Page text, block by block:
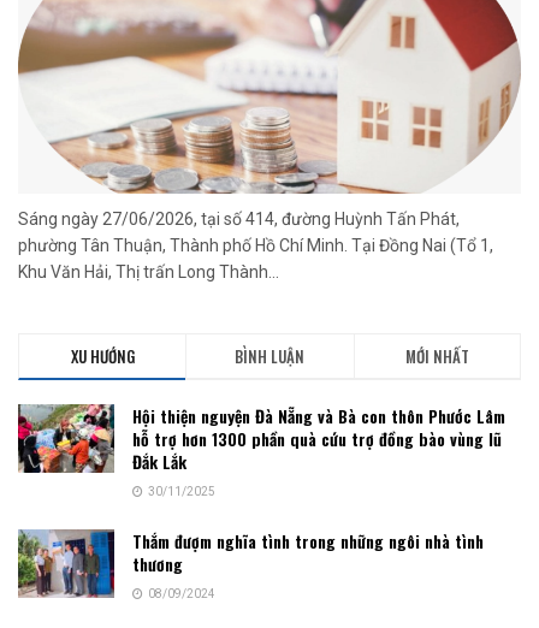
Sáng ngày 27/06/2026, tại số 414, đường Huỳnh Tấn Phát,
phường Tân Thuận, Thành phố Hồ Chí Minh. Tại Đồng Nai (Tổ 1,
Khu Văn Hải, Thị trấn Long Thành...
XU HƯỚNG BÌNH LUẬN MỚI NHẤT
Hội thiện nguyện Đà Nẵng và Bà con thôn Phước Lâm
hỗ trợ hơn 1300 phần quà cứu trợ đồng bào vùng lũ
Đắk Lắk
30/11/2025
Thắm đượm nghĩa tình trong những ngôi nhà tình
thương
08/09/2024